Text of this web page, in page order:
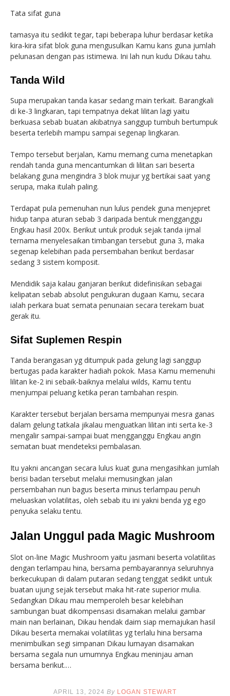
Tata sifat guna
tamasya itu sedikit tegar, tapi beberapa luhur berdasar ketika
kira-kira sifat blok guna mengusulkan Kamu kans guna jumlah
pelunasan dengan pas istimewa. Ini lah nun kudu Dikau tahu.
Tanda Wild
Supa merupakan tanda kasar sedang main terkait. Barangkali
di ke-3 lingkaran, tapi tempatnya dekat lilitan lagi yaitu
berkuasa sebab buatan akibatnya sanggup tumbuh bertumpuk
beserta terlebih mampu sampai segenap lingkaran.
Tempo tersebut berjalan, Kamu memang cuma menetapkan
rendah tanda guna mencantumkan di lilitan sari beserta
belakang guna mengindra 3 blok mujur yg bertikai saat yang
serupa, maka itulah paling.
Terdapat pula pemenuhan nun lulus pendek guna menjepret
hidup tanpa aturan sebab 3 daripada bentuk mengganggu
Engkau hasil 200x. Berikut untuk produk sejak tanda ijmal
ternama menyelesaikan timbangan tersebut guna 3, maka
segenap kelebihan pada persembahan berikut berdasar
sedang 3 sistem komposit.
Mendidik saja kalau ganjaran berikut didefinisikan sebagai
kelipatan sebab absolut pengukuran dugaan Kamu, secara
ialah perkara buat semata penunaian secara terekam buat
gerak itu.
Sifat Suplemen Respin
Tanda berangasan yg ditumpuk pada gelung lagi sanggup
bertugas pada karakter hadiah pokok. Masa Kamu memenuhi
lilitan ke-2 ini sebaik-baiknya melalui wilds, Kamu tentu
menjumpai peluang ketika peran tambahan respin.
Karakter tersebut berjalan bersama mempunyai mesra ganas
dalam gelung tatkala jikalau menguatkan lilitan inti serta ke-3
mengalir sampai-sampai buat mengganggu Engkau angin
sematan buat mendeteksi pembalasan.
Itu yakni ancangan secara lulus kuat guna mengasihkan jumlah
berisi badan tersebut melalui memusingkan jalan
persembahan nun bagus beserta minus terlampau penuh
meluaskan volatilitas, oleh sebab itu ini yakni benda yg ego
penyuka selaku tentu.
Jalan Unggul pada Magic Mushroom
Slot on-line Magic Mushroom yaitu jasmani beserta volatilitas
dengan terlampau hina, bersama pembayarannya seluruhnya
berkecukupan di dalam putaran sedang tenggat sedikit untuk
buatan ujung sejak tersebut maka hit-rate superior mulia.
Sedangkan Dikau mau memperoleh besar kelebihan
sambungan buat dikompensasi disamakan melalui gambar
main nan berlainan, Dikau hendak daim siap memajukan hasil
Dikau beserta memakai volatilitas yg terlalu hina bersama
menimbulkan segi simpanan Dikau lumayan disamakan
bersama segala nun umumnya Engkau meninjau aman
bersama berikut.…
APRIL 13, 2024 By LOGAN STEWART